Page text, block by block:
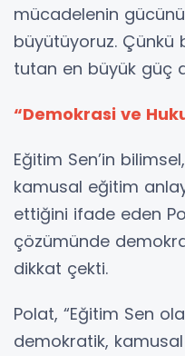
mücadelenin
büyütüyoruz. Çünkü
tutan en büyük güç
“Demokrasi ve
Eğitim Sen’in
kamusal eğitim
ettiğini ifade eden
çözümünde
dikkat çekti.
Polat, “Eğitim Sen
demokratik,